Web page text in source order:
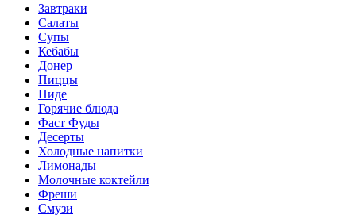
Завтраки
Салаты
Супы
Кебабы
Донер
Пиццы
Пиде
Горячие блюда
Фаст Фуды
Десерты
Холодные напитки
Лимонады
Молочные коктейли
Фреши
Смузи